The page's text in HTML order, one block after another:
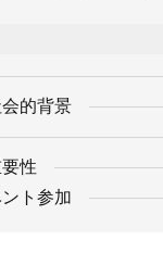
的背景
性
ト参加